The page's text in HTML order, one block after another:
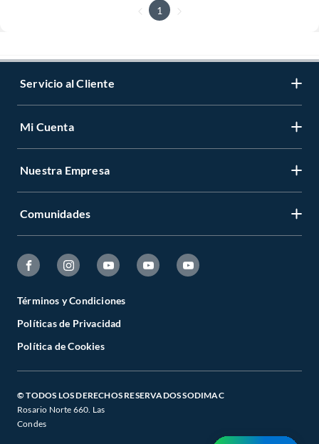
1
Servicio al Cliente
Mi Cuenta
Nuestra Empresa
Comunidades
Términos y Condiciones
Políticas de Privacidad
Política de Cookies
© TODOS LOS DERECHOS RESERVADOS SODIMAC
Rosario Norte 660. Las
Condes